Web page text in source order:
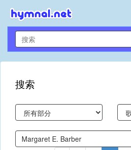
搜索